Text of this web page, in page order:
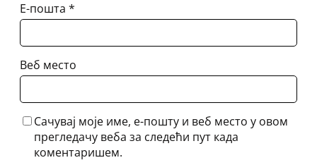
Е-пошта *
Веб место
Сачувај моје име, е-пошту и веб место у овом
прегледачу веба за следећи пут када
коментаришем.